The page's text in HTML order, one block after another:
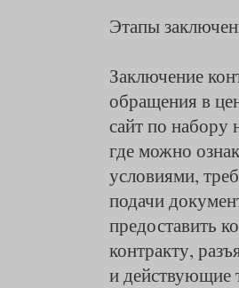
Этапы
Заключение
обращения в
сайт по набору
где можно
условиями,
подачи
предоставить
контракту,
и действующие